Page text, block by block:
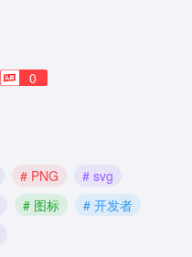
0
# PNG
# svg
# 图标
# 开发者